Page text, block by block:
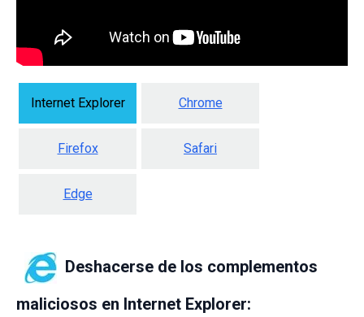
Internet Explorer Chrome
Firefox Safari
Edge
Deshacerse de los complementos
maliciosos en Internet Explorer: